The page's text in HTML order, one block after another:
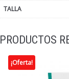
TALLA
PRODUCTOS
¡Oferta!